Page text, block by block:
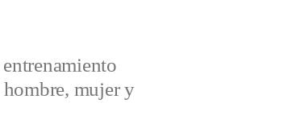
hombre, mujer y